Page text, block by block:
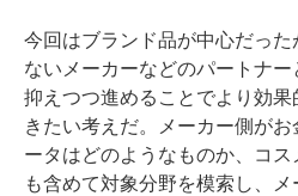
今回はブランド品が中心だっ
ないメーカーなどのパートナ
抑えつつ進めることでより効
きたい考えだ。メーカー側が
ータはどのようなものか、コ
も含めて対象分野を模索し、